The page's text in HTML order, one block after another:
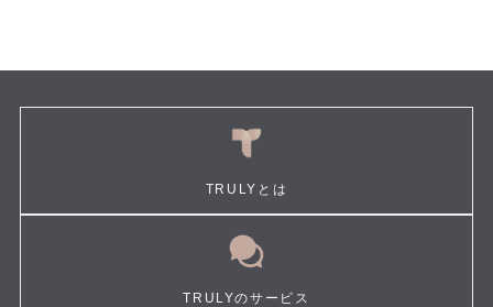
TRULYとは
TRULYのサービス